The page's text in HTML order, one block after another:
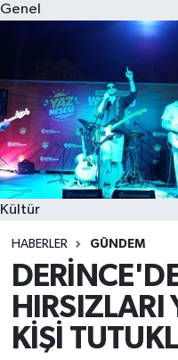
Genel
Kültür
HABERLER GÜNDEM
KİŞİ